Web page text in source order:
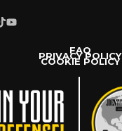
FAQ
PRIVACY POLICY
COOKIE POLICY